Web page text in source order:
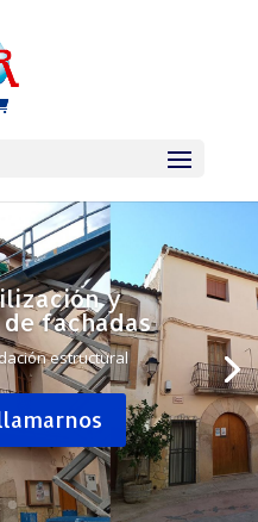
y
fachadas
estructural